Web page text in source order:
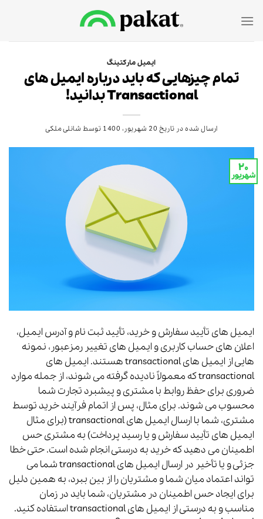
ایمیل مارکتینگ
تمام چیزهایی که باید درباره ایمیل های
Transactional بدانید!
ارسال شده در تاریخ 20 شهریور، 1400 توسط شانلی ملکی
۲۰
شهریور
ایمیل های تأیید سفارش و خرید، تأیید ثبت نام و آدرس ایمیل،
اعلان های حساب کاربری و ایمیل های تغییر رمزعبور، نمونه
هایی از ایمیل های transactional هستند. ایمیل های
transactional که معمولاً نادیده گرفته می شوند، از جمله موارد
ضروری برای حفظ روابط با مشتری و پیشبرد تجارت شما
محسوب می شوند. برای مثال، پس از اتمام فرآیند خرید توسط
مشتری، شما با ارسال ایمیل های
transactional (برای مثال
ایمیل های تأیید سفارش و یا رسید پرداخت) به مشتری حس
اطمینان می دهید که خرید به درستی انجام شده است.حتی خطا
جزئی و یا تأخیر در ارسال ایمیل های transactional شما می
تواند اعتماد میان شما و مشتریان را از بین ببرد، به همین دلیل
برای ایجاد حس اطمینان در مشتریان، شما باید در زمان
مناسب و به درستی از ایمیل های transactional استفاده کنید.